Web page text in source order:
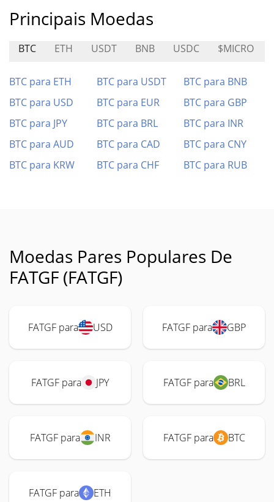
Principais Moedas
BTC ETH USDT BNB USDC $MICRO
BTC para ETH BTC para USDT
BTC para BNB
BTC para USD
BTC para EUR
BTC para GBP
BTC para JPY
BTC para BRL
BTC para INR
BTC para AUD
BTC para CAD
BTC para CNY
BTC para KRW
BTC para CHF BTC para RUB
Moedas Pares Populares De
FATGF (FATGF)
FATGF para USD FATGF para GBP
FATGF para JPY FATGF para BRL
FATGF para INR FATGF para BTC
FATGF para ETH